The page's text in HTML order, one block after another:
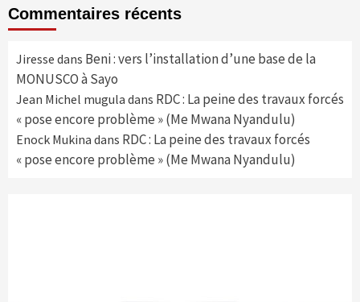
Commentaires récents
Jiresse dans Beni : vers l’installation d’une base de la
MONUSCO à Sayo
Jean Michel mugula dans RDC : La peine des travaux forcés
« pose encore problème » (Me Mwana Nyandulu)
Enock Mukina dans RDC : La peine des travaux forcés
« pose encore problème » (Me Mwana Nyandulu)